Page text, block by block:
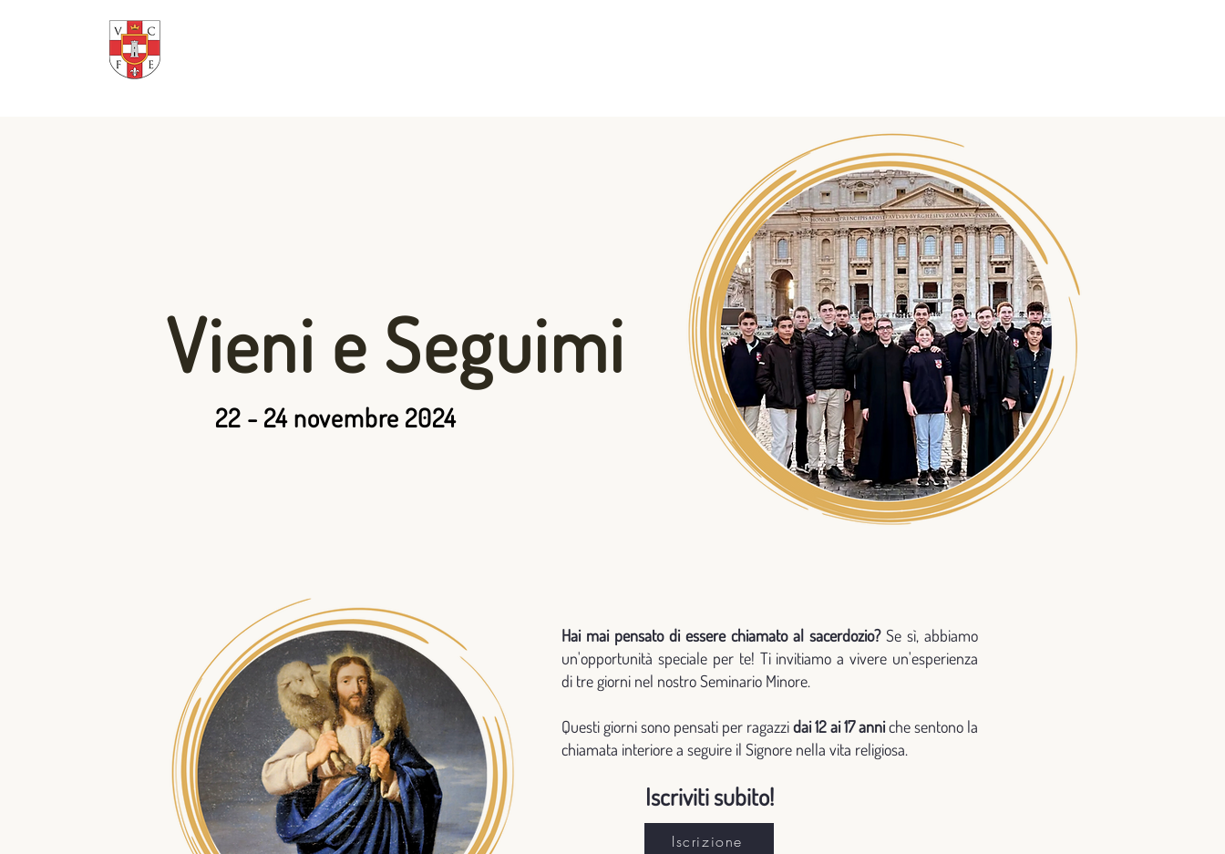
Vieni e Seguimi
22 - 24 novembre 2024
Hai mai pensato di essere chiamato al sacerdozio?Se sì, abbiamo
un'opportunità speciale per te! Ti invitiamo a vivere un'esperienza
di tre giorni nel nostro Seminario Minore.
Questi giorni sono pensati per ragazzidai 12 ai 17 anniche sentono la
chiamata interiore a seguire il Signore nella vita religiosa.
Iscriviti subito!
Iscrizione